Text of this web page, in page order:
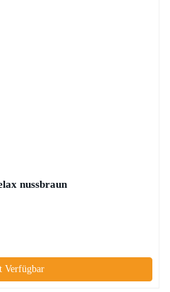
nussbraun
Verfügbar